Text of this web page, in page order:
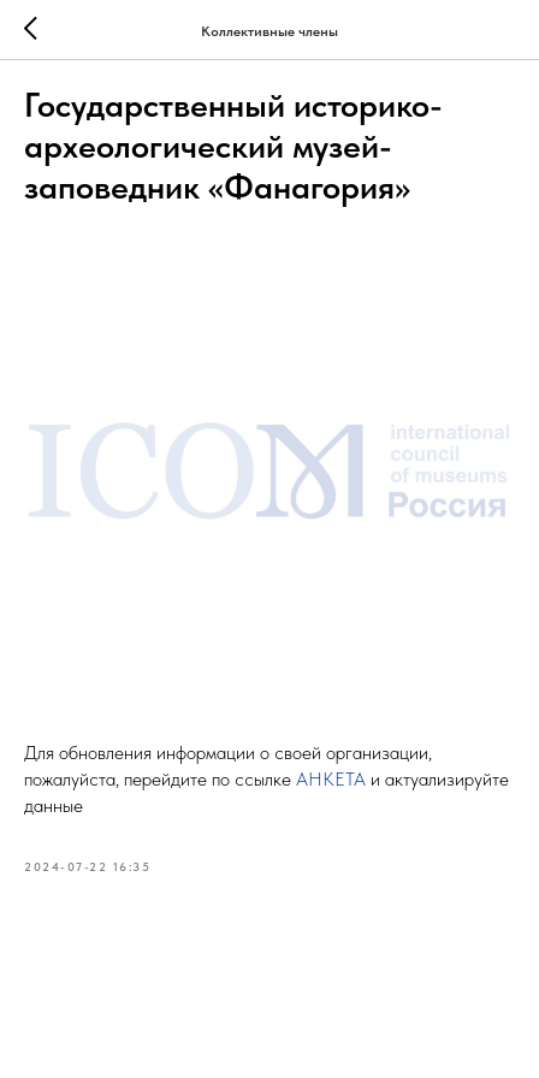
Коллективные члены
Государственный историко-
археологический музей-
заповедник «Фанагория»
Для обновления информации о своей организации,
пожалуйста, перейдите по ссылке АНКЕТА и актуализируйте
данные
2024-07-22 16:35